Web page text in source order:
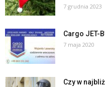
7 grudnia 2023
Cargo JET-
7 maja 2020
Czy w